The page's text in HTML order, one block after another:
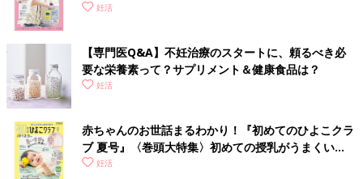
妊活
【専門医Q&A】不妊治療のスタートに、頼るべき必
要な栄養素って？サプリメント＆健康食品は？
妊活
赤ちゃんのお世話まるわかり！『初めてのひよこクラ
ブ 夏号』〈巻頭大特集〉初めての授乳がうまくい
く！ おっぱい・ミルクの基本と夏のトラブル 解決テ
妊活